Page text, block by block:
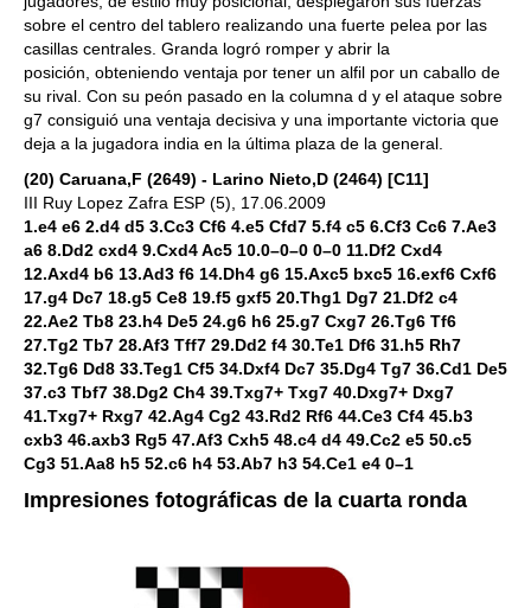
sobre el centro del tablero realizando una fuerte pelea por las
casillas centrales. Granda logró romper y abrir la
posición, obteniendo ventaja por tener un alfil por un caballo de
su rival. Con su peón pasado en la columna d y el ataque sobre
g7 consiguió una ventaja decisiva y una importante victoria que
deja a la jugadora india en la última plaza de la general.
(20) Caruana,F (2649) - Larino Nieto,D (2464) [C11]
III Ruy Lopez Zafra ESP (5), 17.06.2009
1.e4 e6 2.d4 d5 3.Cc3 Cf6 4.e5 Cfd7 5.f4 c5 6.Cf3 Cc6 7.Ae3
a6 8.Dd2 cxd4 9.Cxd4 Ac5 10.0–0–0 0–0 11.Df2 Cxd4
12.Axd4 b6 13.Ad3 f6 14.Dh4 g6 15.Axc5 bxc5 16.exf6 Cxf6
17.g4 Dc7 18.g5 Ce8 19.f5 gxf5 20.Thg1 Dg7 21.Df2 c4
22.Ae2 Tb8 23.h4 De5 24.g6 h6 25.g7 Cxg7 26.Tg6 Tf6
27.Tg2 Tb7 28.Af3 Tff7 29.Dd2 f4 30.Te1 Df6 31.h5 Rh7
32.Tg6 Dd8 33.Teg1 Cf5 34.Dxf4 Dc7 35.Dg4 Tg7 36.Cd1 De5
37.c3 Tbf7 38.Dg2 Ch4 39.Txg7+ Txg7 40.Dxg7+ Dxg7
41.Txg7+ Rxg7 42.Ag4 Cg2 43.Rd2 Rf6 44.Ce3 Cf4 45.b3
cxb3 46.axb3 Rg5 47.Af3 Cxh5 48.c4 d4 49.Cc2 e5 50.c5
Cg3 51.Aa8 h5 52.c6 h4 53.Ab7 h3 54.Ce1 e4 0–1
Impresiones fotográficas de la cuarta ronda